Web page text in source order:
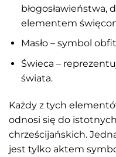
błogosławieństwa,
elementem
Masło – symbol
Świeca –
świata.
Każdy z tych
odnosi się do
chrześcijańskich.
jest tylko aktem